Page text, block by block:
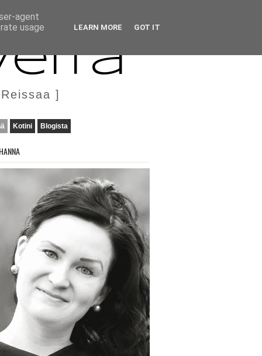
]
Kotini Blogista
agent
usage
LEARN MORE GOT IT